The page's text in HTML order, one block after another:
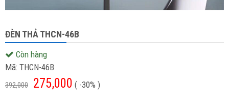
ĐÈN THẢ THCN-46B
Còn hàng
Mã: THCN-46B
392,000 275,000 ( -30% )